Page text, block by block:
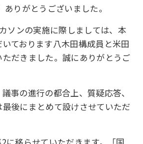
ありがとうございました。
ソンの実施に際しましては、本
ております八木田構成員と米田
だきました。誠にありがとうご
事の進行の都合上、質疑応答、
後にまとめて設けさせていただ